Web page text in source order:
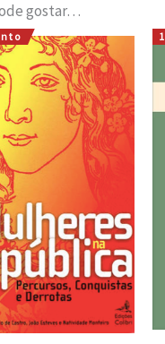
gostar…
O
preço
atual
15,30 €.